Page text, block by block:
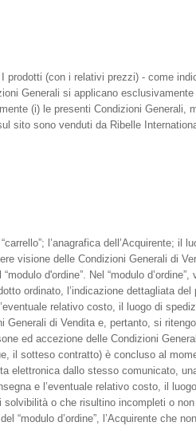
prodotti (con i relativi prezzi) - come
Generali si applicano
(i) le presenti Condizioni Generali,
sito sono venduti da Ribelle
l’anagrafica dell’Acquirente; il
visione delle Condizioni Generali di
d'ordine”. Nel “modulo d’ordine”,
ordinato, l’indicazione dettagliata
relativo costo, il luogo di
Generali di Vendita e, pertanto, si
ed accezione delle Condizioni
il sotteso contratto) è concluso al
elettronica dallo stesso comunicato, una
e l’eventuale relativo costo, il
o che risultino incompleti o
d’ordine”, l’Acquirente che